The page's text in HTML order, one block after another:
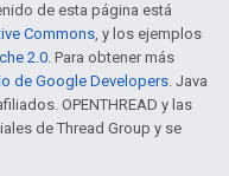
de esta página está
Commons, y los ejemplos
2.0. Para obtener más
de Google Developers. Java
OPENTHREAD y las
de Thread Group y se